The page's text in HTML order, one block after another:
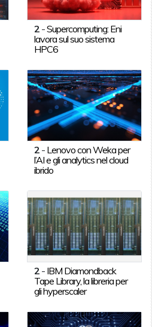
2 -Supercomputing: Eni
lavora sul suo sistema
HPC6
2 - Lenovo con Weka per
l’AI e gli analytics nel cloud
ibrido
2 - IBM Diamondback
Tape Library, la libreria per
gli hyperscaler